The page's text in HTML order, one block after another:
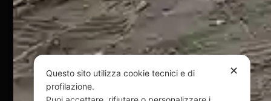
@ Copyright 2024 Webpesca è un brand Intent di Federico
Andrenacci P.Iva 01917920678
Via G. Galilei n. 2 – 64018 Tortoreto TE | REA TE-168019 |
Mail:
federicoandrenacci@pec.it
Questo sito è protetto da Google reCAPTCHA
✕
Questo sito utilizza cookie tecnici e di
profilazione.